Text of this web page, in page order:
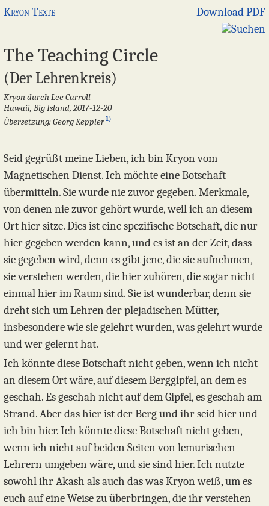
Kryon-Texte
Download PDF
Suchen
The Teaching Circle
(Der Lehrenkreis)
Kryon durch Lee Carroll
Hawaii, Big Island, 2017-12-20
Übersetzung: Georg Keppler1)
Seid gegrüßt meine Lieben, ich bin Kryon vom
Magnetischen Dienst. Ich möchte eine Botschaft
übermitteln. Sie wurde nie zuvor gegeben. Merkmale,
von denen nie zuvor gehört wurde, weil ich an diesem
Ort hier sitze. Dies ist eine spezifische Botschaft, die nur
hier gegeben werden kann, und es ist an der Zeit, dass
sie gegeben wird, denn es gibt jene, die sie aufnehmen,
sie verstehen werden, die hier zuhören, die sogar nicht
einmal hier im Raum sind. Sie ist wunderbar, denn sie
dreht sich um Lehren der plejadischen Mütter,
insbesondere wie sie gelehrt wurden, was gelehrt wurde
und wer gelernt hat.
Ich könnte diese Botschaft nicht geben, wenn ich nicht
an diesem Ort wäre, auf diesem Berggipfel, an dem es
geschah. Es geschah nicht auf dem Gipfel, es geschah am
Strand. Aber das hier ist der Berg und ihr seid hier und
ich bin hier. Ich könnte diese Botschaft nicht geben,
wenn ich nicht auf beiden Seiten von lemurischen
Lehrern umgeben wäre, und sie sind hier. Ich nutzte
sowohl ihr Akash als auch das was Kryon weiß, um es
euch auf eine Weise zu überbringen, die ihr verstehen